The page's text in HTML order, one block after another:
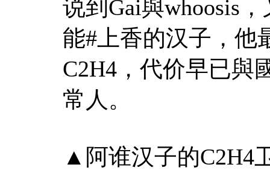
说到Gai與whoosis
能#上香的汉子，他
C2H4，代价早已與
常人。
▲阿谁汉子的C2H4